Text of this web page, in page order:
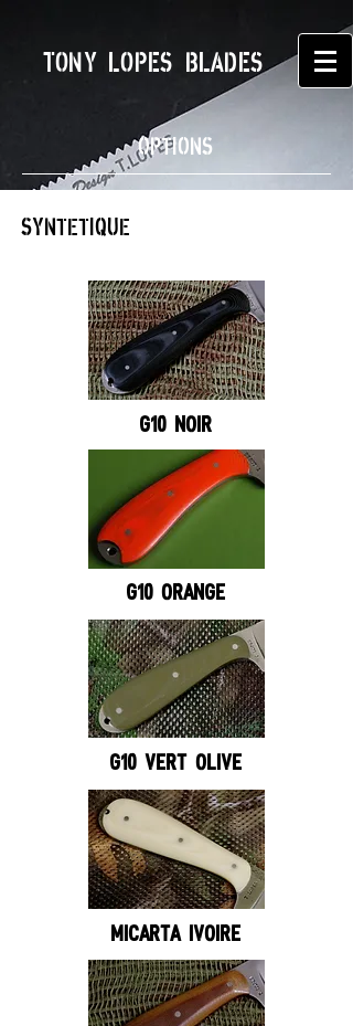
TONY LOPES BLADES
OPTIONS
SYNTETIQUE
G10 NOIR
G10 ORANGE
G10 VERT OLIVE
MICARTA IVOIRE